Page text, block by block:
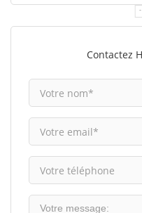
Contactez